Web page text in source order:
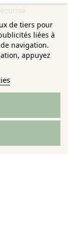
de tiers pour
liées à
navigation.
appuyez
retour